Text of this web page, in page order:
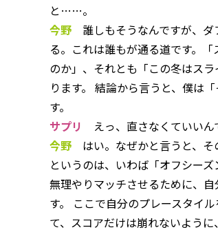
と……。
今野 誰しもそうなんですが、ダ
る。これは誰もが通る道です。
のか」、それとも「この冬はス
ります。 結論から言うと、僕は
す。
サプリ
えっ、直さなくていいん
今野 はい。なぜかと言うと、そ
というのは、いわば「オフシー
無理やりマッチさせるために、
す。 ここで自分のプレースタイ
て、スコアだけは崩れないよう